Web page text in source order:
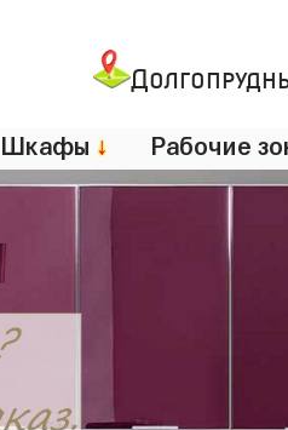
Шкафы ↓ Рабочие